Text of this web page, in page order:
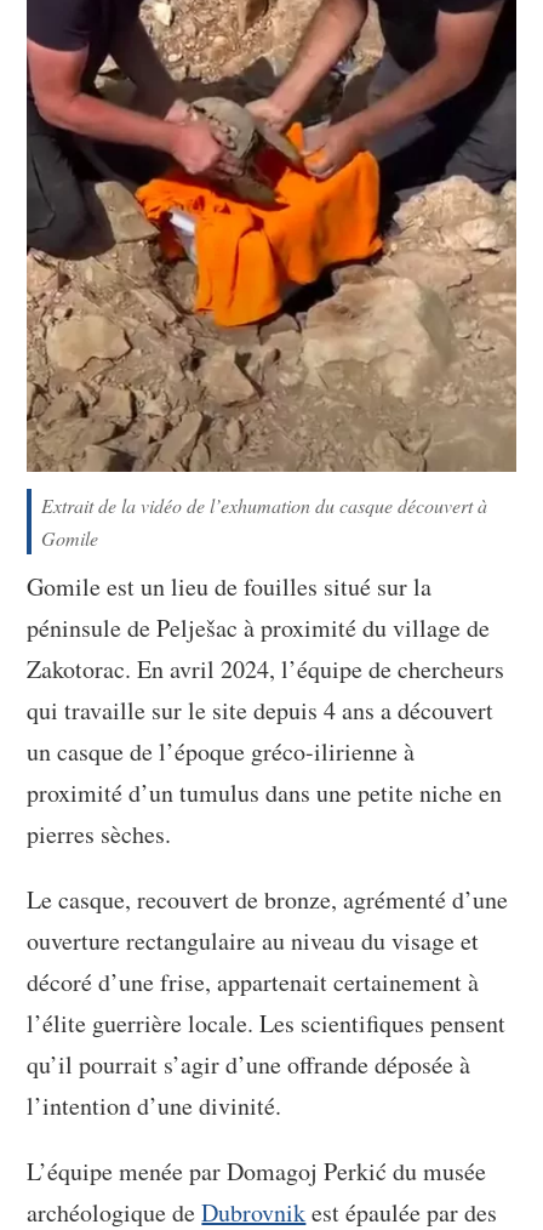
Extrait de la vidéo de l’exhumation du casque découvert à
Gomile
Gomile est un lieu de fouilles situé sur la
péninsule de Pelješac à proximité du village de
Zakotorac. En avril 2024, l’équipe de chercheurs
qui travaille sur le site depuis 4 ans a découvert
un casque de l’époque gréco-ilirienne à
proximité d’un tumulus dans une petite niche en
pierres sèches.
Le casque, recouvert de bronze, agrémenté d’une
ouverture rectangulaire au niveau du visage et
décoré d’une frise, appartenait certainement à
l’élite guerrière locale. Les scientifiques pensent
qu’il pourrait s’agir d’une offrande déposée à
l’intention d’une divinité.
L’équipe menée par Domagoj Perkić du musée
archéologique deDubrovnikest épaulée par des